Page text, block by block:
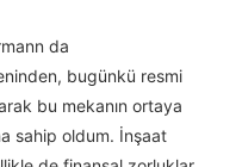
da
bugünkü resmi
bu mekanın ortaya
sahip oldum. İnşaat